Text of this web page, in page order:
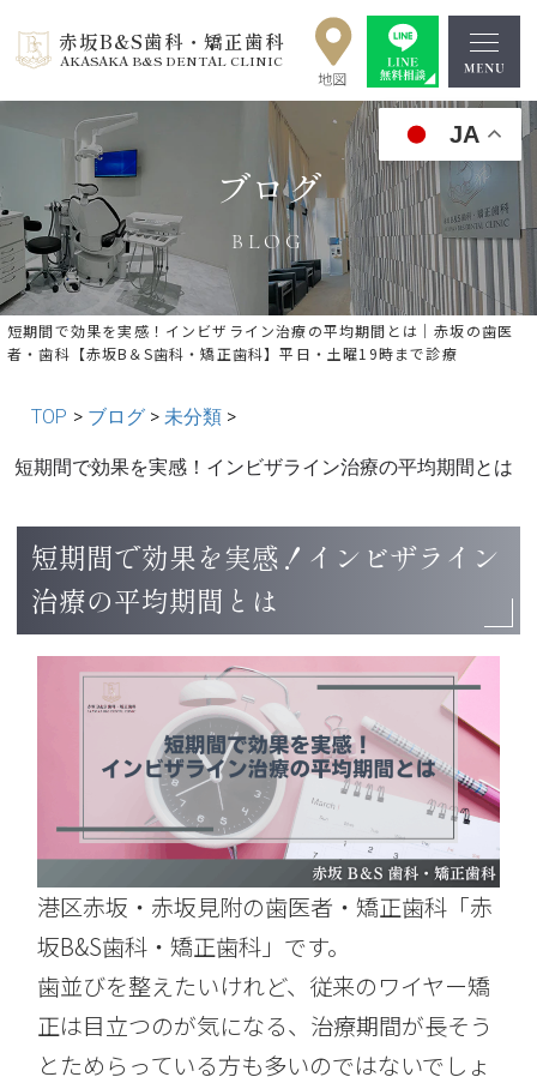
赤坂B&S歯科・矯正歯科
AKASAKA B&S DENTAL CLINIC
JA
ブログ
BLOG
短期間で効果を実感！インビザライン治療の平均期間とは｜赤坂の歯医
者・歯科【赤坂B＆S歯科・矯正歯科】平日・土曜19時まで診療
TOP > ブログ > 未分類 >
短期間で効果を実感！インビザライン治療の平均期間とは
« 前の記事へ │記事一覧│ 次の記事へ »
短期間で効果を実感！インビザライン
治療の平均期間とは
港区赤坂・赤坂見附の歯医者・矯正歯科「赤
坂B&S歯科・矯正歯科」です。
歯並びを整えたいけれど、従来のワイヤー矯
正は目立つのが気になる、治療期間が長そう
とためらっている方も多いのではないでしょ